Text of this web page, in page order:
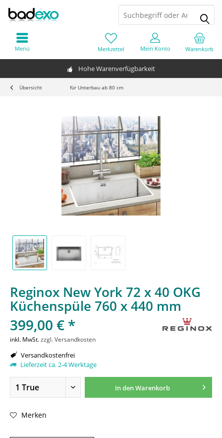
Hohe Warenverfügbarkeit
Warenkorb
Merkzettel Mein Konto
Menü
Übersicht für Unterbau ab 80 cm
Reginox New York 72 x 40 OKG
Küchenspüle 760 x 440 mm
399,00 € *
inkl. MwSt.zzgl. Versandkosten
Versandkostenfrei
Lieferzeit ca. 2-4 Werktage
In denWarenkorb
Merken